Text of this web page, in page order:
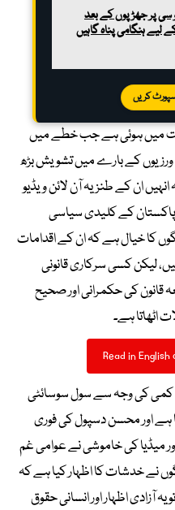
سی پر جھڑپوں کے بعد
لیے ہنگامی پناہ گاہیں
کریں
میں ہوئی ہے جب خطے میں
ورزیوں کے بارے میں تشویش بڑھ
ان کے طنزیہ آن لائن ویڈیو
کے کلیدی سیاسی
کا خیال ہے کہ ان کے اقدامات
لیکن کسی سرکاری قانونی
قانون کی حکمرانی اور صحیح
اٹھاتا ہے۔
Read in English
کمی کی وجہ سے سول سوسائٹی
ہے اور محسن دسپول کی فوری
میڈیا کی خاموشی نے عوامی غم
نے خدشات کا اظہار کیا ہے کہ
آزادی اظہار اور انسانی حقوق